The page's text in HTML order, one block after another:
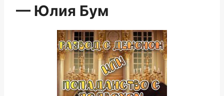
— Юлия Бум